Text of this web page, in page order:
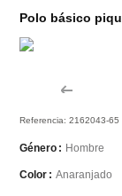
Polo básico
Referencia:2162043-65
Género Hombre
Color Anaranjado